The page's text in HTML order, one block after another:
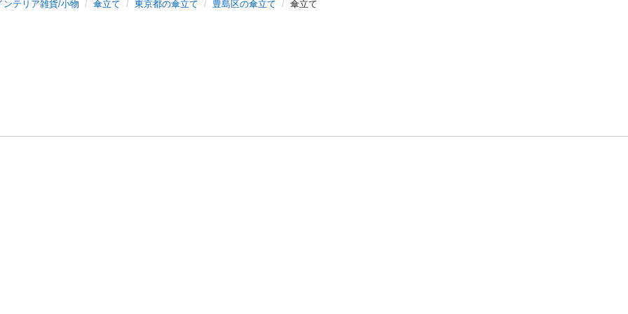
ンテリア雑貨/小物 傘立て 東京都の傘立て 豊島区の傘立て 傘立て